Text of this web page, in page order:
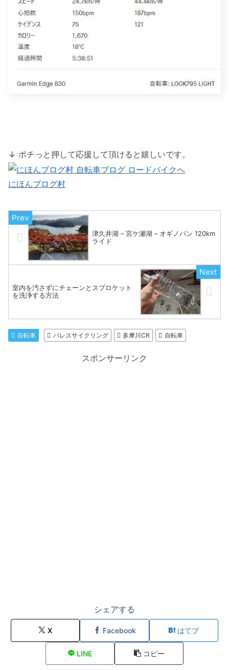
↓ ポチっと押して応援して頂けると嬉しいです。
にほんブログ村
津久井湖 – 宮ケ瀬湖 – オギノパン 120km
ライド
室内を汚さずにチェーンとスプロケット
を洗浄する方法
自転車 パレスサイクリング 多摩川CR 自転車
スポンサーリンク
シェアする
X Facebook はてブ
LINE コピー